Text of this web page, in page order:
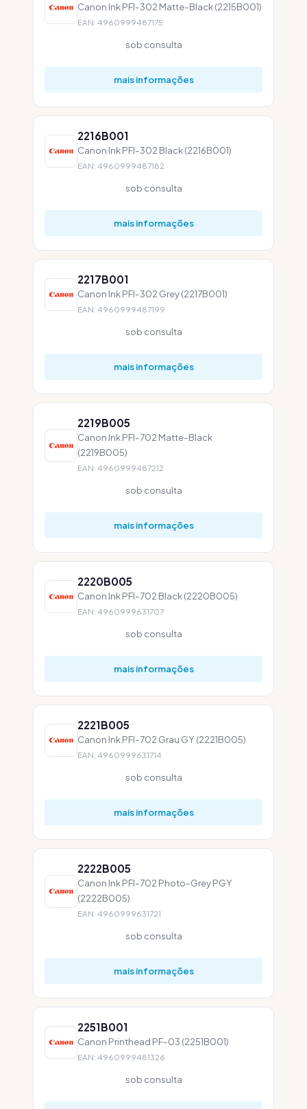
Canon Ink PFI-302 Matte-Black (2215B001)
EAN: 4960999487175
sob consulta
mais informações
2216B001
Canon Ink PFI-302 Black (2216B001)
EAN: 4960999487182
sob consulta
mais informações
2217B001
Canon Ink PFI-302 Grey (2217B001)
EAN: 4960999487199
sob consulta
mais informações
2219B005
Canon Ink PFI-702 Matte-Black
(2219B005)
EAN: 4960999487212
sob consulta
mais informações
2220B005
Canon Ink PFI-702 Black (2220B005)
EAN: 4960999631707
sob consulta
mais informações
2221B005
Canon Ink PFI-702 Grau GY (2221B005)
EAN: 4960999631714
sob consulta
mais informações
2222B005
Canon Ink PFI-702 Photo-Grey PGY
(2222B005)
EAN: 4960999631721
sob consulta
mais informações
2251B001
Canon Printhead PF-03 (2251B001)
EAN: 4960999481326
sob consulta